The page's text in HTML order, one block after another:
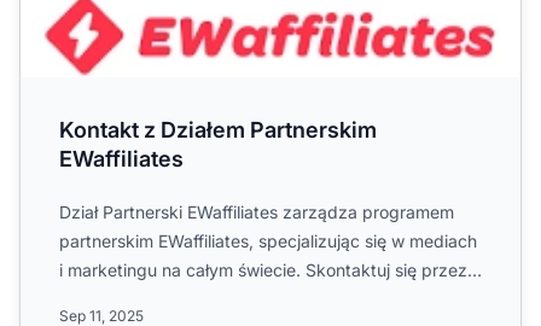
Kontakt z Działem Partnerskim
EWaffiliates
Dział Partnerski EWaffiliates zarządza programem
partnerskim EWaffiliates, specjalizując się w mediach
i marketingu na całym świecie. Skontaktuj się przez
Sep 11, 2025